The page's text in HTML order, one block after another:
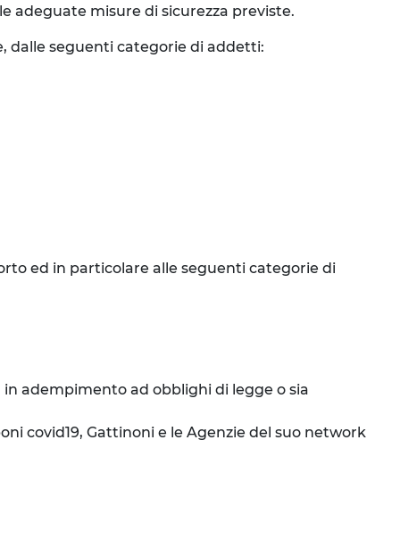
adeguate misure di sicurezza previste.
dalle seguenti categorie di addetti:
ed in particolare alle seguenti categorie di
adempimento ad obblighi di legge o sia
covid19, Gattinoni e le Agenzie del suo network